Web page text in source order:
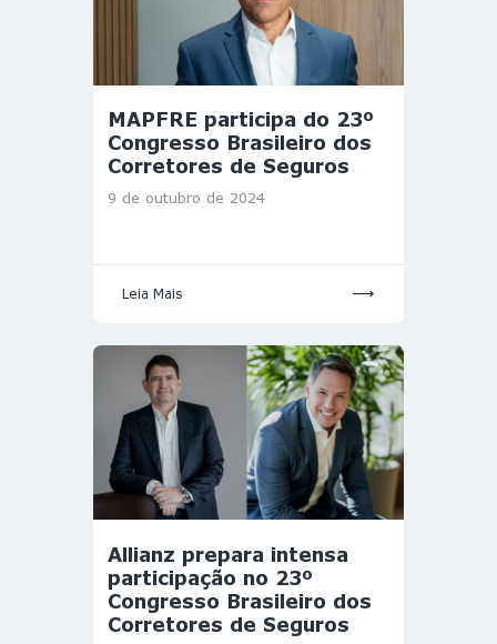
MAPFRE participa do 23º
Congresso Brasileiro dos
Corretores de Seguros
9 de outubro de 2024
Leia Mais
Allianz prepara intensa
participação no 23º
Congresso Brasileiro dos
Corretores de Seguros